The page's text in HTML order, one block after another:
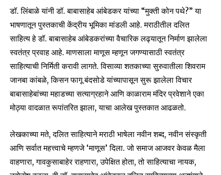
डॉ. लिंबाळे यांनी डॉ. बाबासाहेब आंबेडकर यांच्या “मुक्ती कोन पथे?” या
भाषणातून पुस्तकाची केंद्रीय भूमिका मांडली आहे. मराठीतील दलित
साहित्य हे डॉ. बाबासाहेब आंबेडकरांच्या वैचारिक लढ्यातून निर्माण झालेला
स्वतंत्र प्रवाह आहे. माणसाला माणूस म्हणून जगण्यासाठी स्वतंत्र
साहित्याची निर्मिती करावी लागते. विसाव्या शतकाच्या सुरुवातीला शिवराम
जानबा कांबळे, किसन फागू बंदसोडे यांच्यापासून सुरू झालेला विचार
बाबासाहेबांच्या महाडच्या सत्याग्रहाने आणि काळाराम मंदिर प्रवेशाने एका
मोठ्या वादळात रूपांतरित झाला, याचा आलेख पुस्तकात आढळतो.
लेखकाच्या मते, दलित साहित्याने मराठी भाषेला नवीन शब्द, नवीन संस्कृती
आणि सर्वात महत्त्वाचे म्हणजे ‘माणूस’ दिला. जो समाज आजवर केवळ मैला
वाहणारा, गावकुसाबाहेर राहणारा, उपेक्षित होता, तो साहित्याचा नायक,